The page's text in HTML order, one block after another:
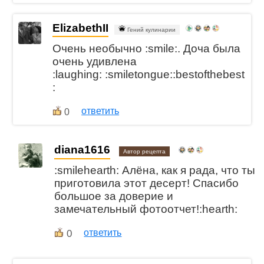
ElizabethII Гений кулинарии
Очень необычно :smile:. Доча была
очень удивлена
:laughing: :smiletongue::bestofthebest
:
0 ответить
diana1616 Автор рецепта
:smilehearth: Алёна, как я рада, что ты
приготовила этот десерт! Спасибо
большое за доверие и
замечательный фотоотчет!:hearth:
0 ответить